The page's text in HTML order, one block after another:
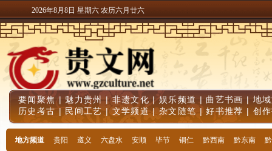
2026年8月8日 星期六 农历六月廿六
要闻聚焦| 魅力贵州|非遗文化 |娱乐频道 | 曲艺书画 | 地
历史考古 | 民间工艺 |文学频道|杂文随笔 |好书推荐 | 创
地方频道 贵阳 遵义 六盘水 安顺 毕节 铜仁 黔西南 黔东南